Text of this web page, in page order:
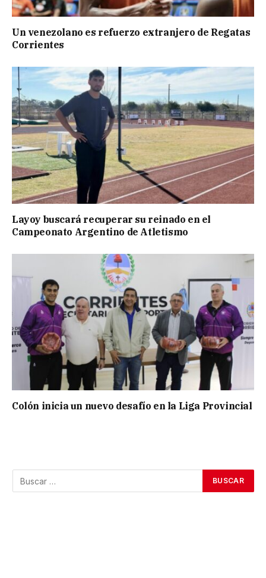
Un venezolano es refuerzo extranjero de Regatas
Corrientes
Layoy buscará recuperar su reinado en el
Campeonato Argentino de Atletismo
Colón inicia un nuevo desafío en la Liga Provincial